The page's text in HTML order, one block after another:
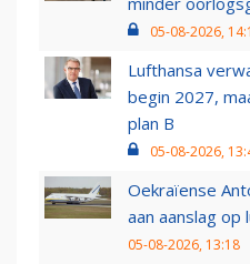
05-08-2026,
Lufthansa
begin 2027,
plan B
05-08-2026,
Oekraïense
aan aanslag op
05-08-2026, 13:18